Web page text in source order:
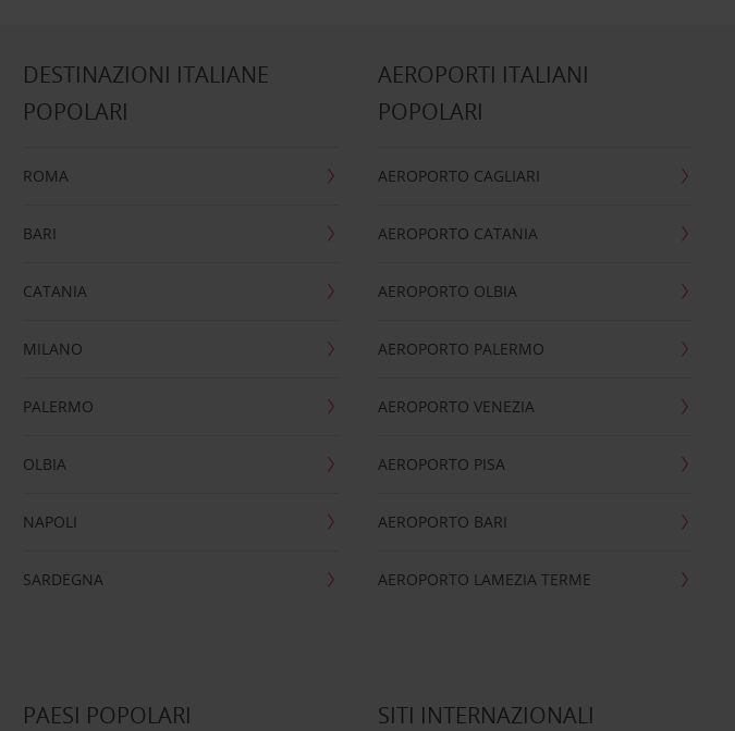
DESTINAZIONI ITALIANE
POPOLARI
ROMA
BARI
CATANIA
MILANO
PALERMO
OLBIA
NAPOLI
SARDEGNA
AEROPORTI ITALIANI
POPOLARI
AEROPORTO CAGLIARI
AEROPORTO CATANIA
AEROPORTO OLBIA
AEROPORTO PALERMO
AEROPORTO VENEZIA
AEROPORTO PISA
AEROPORTO BARI
AEROPORTO LAMEZIA TERME
PAESI POPOLARI SITI INTERNAZIONALI